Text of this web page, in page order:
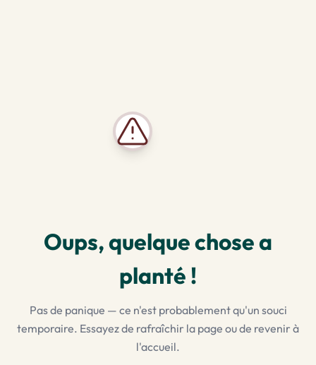
Oups, quelque chose a
planté !
Pas de panique — ce n'est probablement qu'un souci
temporaire. Essayez de rafraîchir la page ou de revenir à
l'accueil.